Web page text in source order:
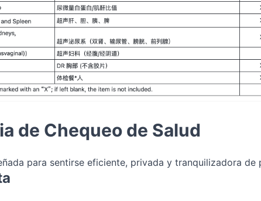
de Chequeo de Salud
para sentirse eficiente, privada y tranquilizadora de